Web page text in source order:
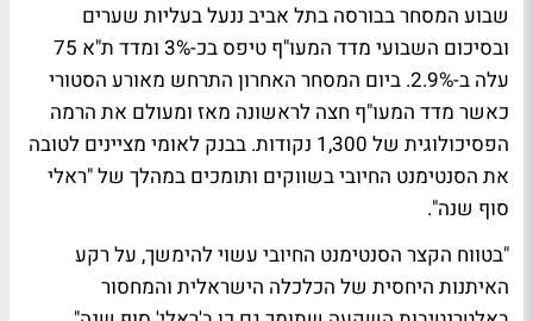
שבוע המסחר בבורסה בתל אביב ננעל בעליות שערים
ובסיכום השבועי מדד המעו"ף טיפס בכ-3% ומדד ת"א 75
עלה ב-2.9%. ביום המסחר האחרון התרחש מאורע הסטורי
כאשר מדד המעו"ף חצה לראשונה מאז ומעולם את הרמה
הפסיכולוגית של 1,300 נקודות. בבנק לאומי מציינים לטובה
את הסנטימנט החיובי בשווקים ותומכים במהלך של "ראלי
סוף שנה".
"בטווח הקצר הסנטימנט החיובי עשוי להימשך, על רקע
האיתנות היחסית של הכלכלה הישראלית והמחסור